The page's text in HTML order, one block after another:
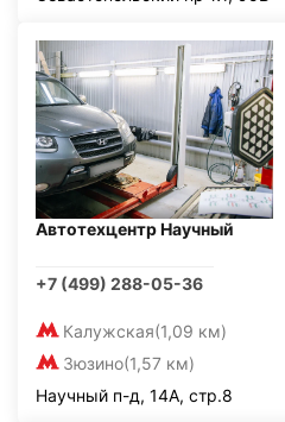
Автотехцентр Научный
+7 (499) 288-05-36
Калужская(1,09 км)
Зюзино(1,57 км)
Научный п-д, 14А, стр.8